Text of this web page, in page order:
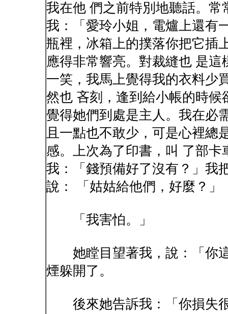
我在他 們之前特別地聽話。常
我：「愛玲小姐，電爐上還有
瓶裡，冰箱上的撲落你把它插
應得非常響亮。對裁縫也 是
一笑，我馬上覺得我的衣料少
然也 吝刻，逢到給小帳的時
覺得她們到處是主人。我在必
且一點也不敢少，可是心裡總
感。上次為了印書，叫 了部卡
我：「錢預備好了沒有？」我
說： 「姑姑給他們，好麼？」
「我害怕。」
她瞠目望著我，說：「你
煙躲開了。
後來她告訴我：「你損失